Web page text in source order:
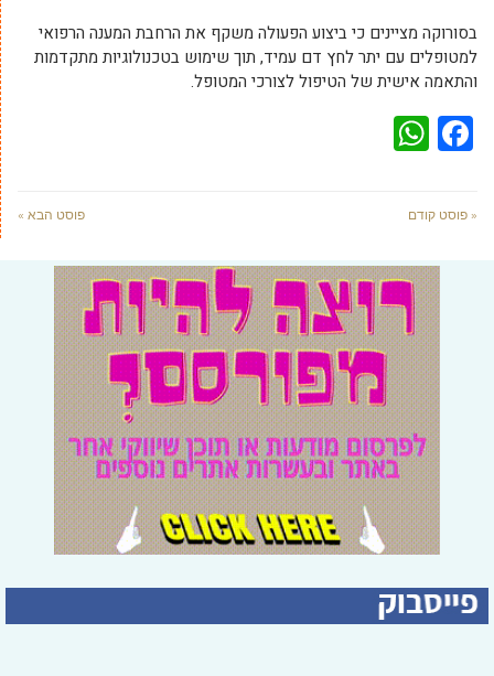
בסורוקה מציינים כי ביצוע הפעולה משקף את הרחבת המענה הרפואי
למטופלים עם יתר לחץ דם עמיד, תוך שימוש בטכנולוגיות מתקדמות
והתאמה אישית של הטיפול לצורכי המטופל.
Facebook
« פוסט קודם פוסט הבא »